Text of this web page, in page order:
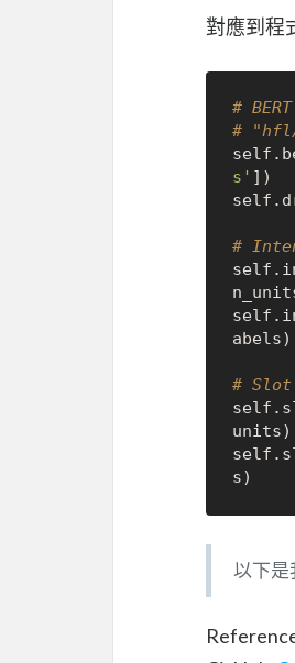
對應到程
#
# "hfl/
s' ])
#
abels)
# Slot
units)
以下是